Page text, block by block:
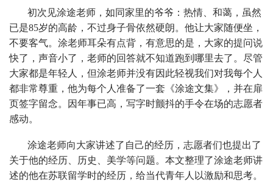
初次见涂途老师，如同家里的爷爷：热情、和蔼，虽然
已是85岁的高龄，不过身子骨依然硬朗。他让大家随便坐，
不要客气。涂老师耳朵有点背，有意思的是，大家的提问说
快了，声音小了，老师的回答就不知道跑到哪里去了。尽管
大家都是年轻人，但涂老师并没有因此轻视我们对我每个人
都非常尊重，他为每个人准备了一套《涂途文集》，并在扉
页签字留念。因年事已高，写字时颤抖的手令在场的志愿者
感动。
涂途老师向大家讲述了自己的经历，志愿者们也提出了
关于他的经历、历史、美学等问题。本文整理了涂途老师讲
述的他在苏联留学时的经历，给当代青年人以激励和思考。